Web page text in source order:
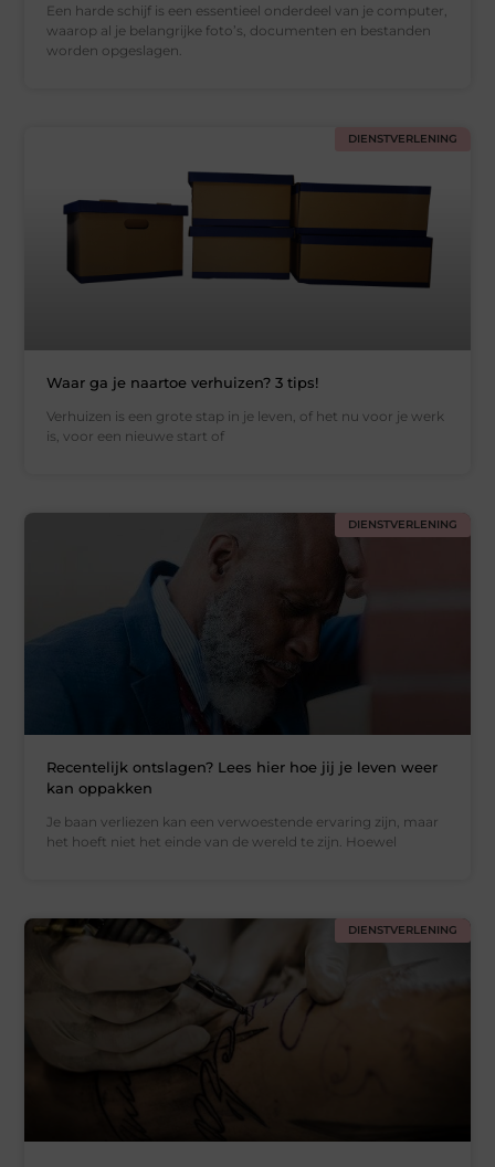
Een harde schijf is een essentieel onderdeel van je computer,
waarop al je belangrijke foto’s, documenten en bestanden
worden opgeslagen.
DIENSTVERLENING
Waar ga je naartoe verhuizen? 3 tips!
Verhuizen is een grote stap in je leven, of het nu voor je werk
is, voor een nieuwe start of
DIENSTVERLENING
Recentelijk ontslagen? Lees hier hoe jij je leven weer
kan oppakken
Je baan verliezen kan een verwoestende ervaring zijn, maar
het hoeft niet het einde van de wereld te zijn. Hoewel
DIENSTVERLENING